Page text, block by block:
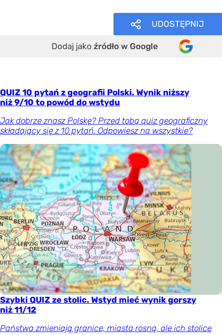
UDOSTĘPNIJ
Dodaj jako źródło w Google
QUIZ 10 pytań z geografii Polski. Wynik niższy
niż 9/10 to powód do wstydu
Jak dobrze znasz Polskę? Przed tobą quiz geograficzny
składający się z 10 pytań. Odpowiesz na wszystkie?
Szybki QUIZ ze stolic. Wstyd mieć wynik gorszy
niż 11/12
Państwa zmieniają granice, miasta rosną, ale ich stolice